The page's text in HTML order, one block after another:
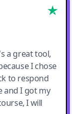
a great tool,
I chose
to respond
and I got my
I will